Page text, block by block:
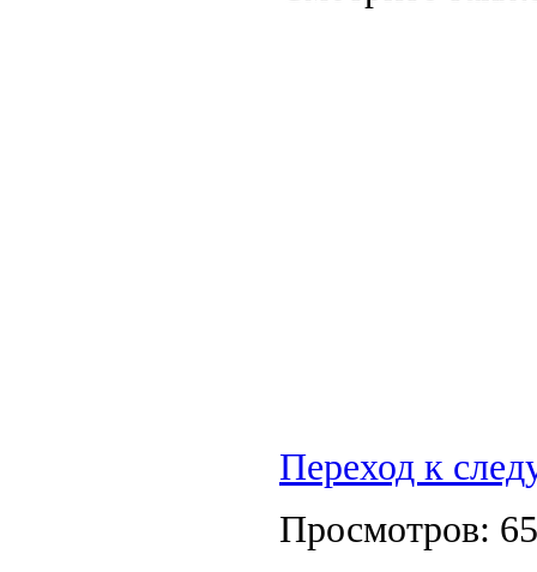
Переход к
Просмотров: